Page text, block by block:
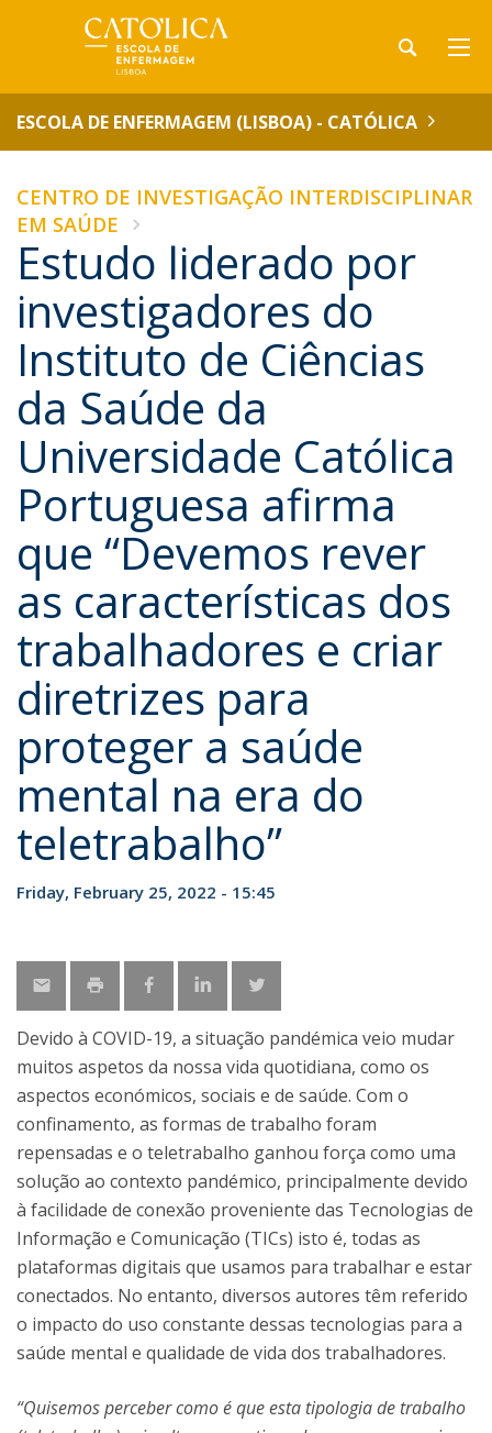
ESCOLA DE ENFERMAGEM (LISBOA) - CATÓLICA
CENTRO DE INVESTIGAÇÃO INTERDISCIPLINAR
EM SAÚDE
Estudo liderado por
investigadores do
Instituto de Ciências
da Saúde da
Universidade Católica
Portuguesa afirma
que “Devemos rever
as características dos
trabalhadores e criar
diretrizes para
proteger a saúde
mental na era do
teletrabalho”
Friday, February 25, 2022 - 15:45
Devido à COVID-19, a situação pandémica veio mudar
muitos aspetos da nossa vida quotidiana, como os
aspectos económicos, sociais e de saúde. Com o
confinamento, as formas de trabalho foram
repensadas e o teletrabalho ganhou força como uma
solução ao contexto pandémico, principalmente devido
à facilidade de conexão proveniente das Tecnologias de
Informação e Comunicação (TICs) isto é, todas as
plataformas digitais que usamos para trabalhar e estar
conectados. No entanto, diversos autores têm referido
o impacto do uso constante dessas tecnologias para a
saúde mental e qualidade de vida dos trabalhadores.
“Quisemos perceber como é que esta tipologia de trabalho